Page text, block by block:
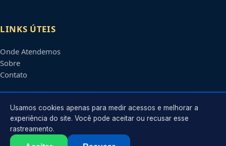
LINKS ÚTEIS
Onde Atendemos
Sobre
Contato
CONTATO
Atendimento em
contato@encanadoremcampogrande.com.br
Usamos cookies apenas para medir acessos e melhorar a
experiência do site. Você pode aceitar ou recusar esse
rastreamento.